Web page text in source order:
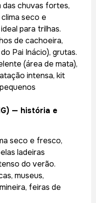
das chuvas fortes,
seco e
para trilhas.
de cachoeira,
Pai Inácio), grutas.
(área de mata),
intensa, kit
— história e
seco e fresco,
ladeiras
do verão.
museus,
feiras de